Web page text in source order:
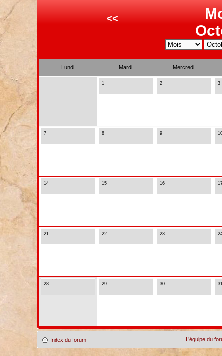
<<
Lundi Mardi Mercredi
1 2 3
7 8 9 10
14 15 16 17
21 22 23 24
28 29 30 31
Index du forum L’équipe du